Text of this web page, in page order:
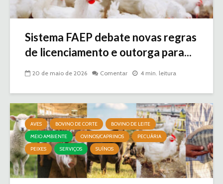
Sistema FAEP debate novas regras
de licenciamento e outorga para...
20 de maio de 2026 Comentar 4 min. leitura
AVES BOVINO DE CORTE
BOVINO DE LEITE
MEIO AMBIENTE
OVINOS/CAPRINOS
PECUÁRIA
PEIXES
SERVIÇOS SUÍNOS